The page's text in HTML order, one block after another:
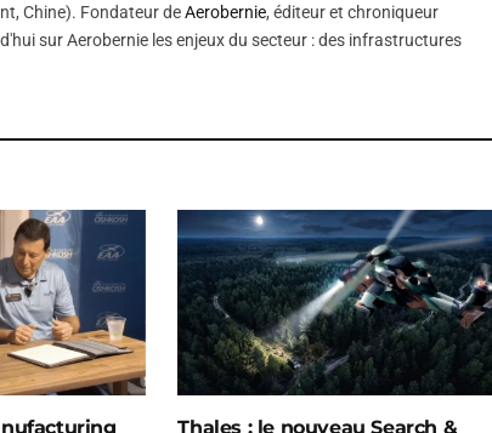
Chine). Fondateur deAerobernie, éditeur et chroniqueur
sur Aerobernie les enjeux du secteur : des infrastructures
Thales : le nouveau Search &